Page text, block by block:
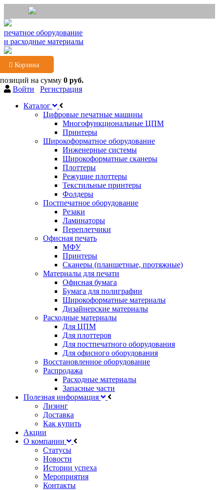
печатное оборудование
и расходные материалы
Корзина
на сумму 0 руб.
Войти
Регистрация
Каталог
Цифровые печатные машины
Многофункциональные ЦПМ
Принтеры
Широкоформатное оборудование
Инженерные системы
Широкоформатные сканеры
Плоттеры
Режущие плоттеры
Текстильные принтеры
Фолдеры
Постпечатное оборудование
Резаки
Ламинаторы
Переплетчики
Офисная печать
МФУ
Принтеры
Сканеры (планшетные, протяжные)
Материалы для печати
Офисная бумага
Бумага для полиграфии
Широкоформатные материалы
Дизайнерские материалы
Расходные материалы
Для ЦПМ
Для плоттеров
Для постпечатного оборудования
Для офисного оборудования
Восстановленное оборудование
Распродажа
Расходные материалы
Запасные части
Полезная информация
Лизинг
Доставка
Как купить
Акции
О компании
Статусы
Новости
Истории успеха
Мероприятия
Контакты